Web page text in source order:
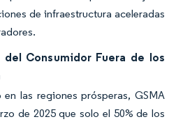
de infraestructura aceleradas
del Consumidor Fuera de los
las regiones prósperas, GSMA
de 2025 que solo el 50% de los